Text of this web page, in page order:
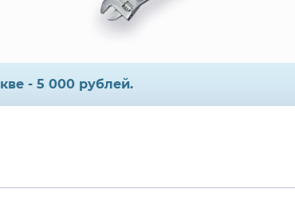
- 5 000 рублей.